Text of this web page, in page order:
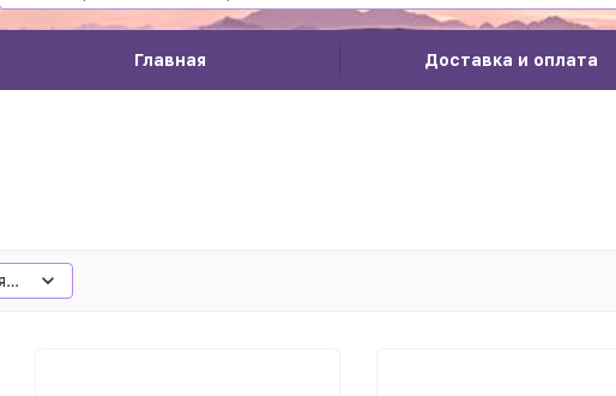
Главная Доставка и оплата
Дата добавления